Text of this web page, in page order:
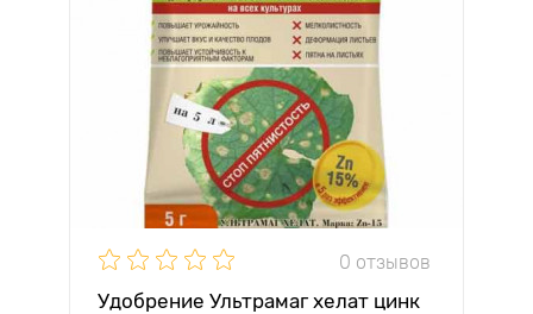
0 отзывов
Удобрение Ультрамаг хелат цинк